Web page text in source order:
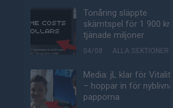
Tonåring släppte
skämtspel för 1 900 kr –
tjänade miljoner
04/08 ALLA SEKTIONER
Media: jL klar för Vitality
– hoppar in för nyblivna
papporna